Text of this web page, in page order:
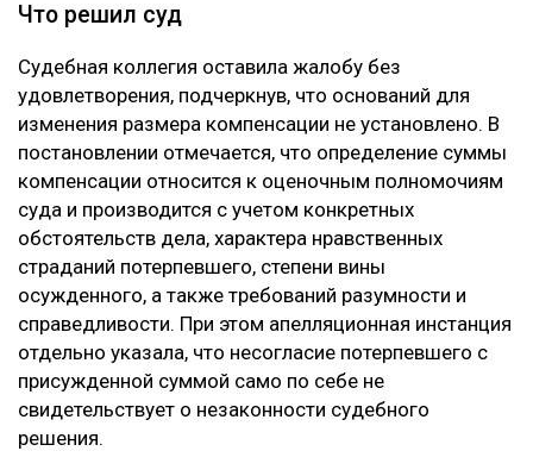
Что решил суд
Судебная коллегия оставила жалобу без
удовлетворения, подчеркнув, что оснований для
изменения размера компенсации не установлено. В
постановлении отмечается, что определение суммы
компенсации относится к оценочным полномочиям
суда и производится с учетом конкретных
обстоятельств дела, характера нравственных
страданий потерпевшего, степени вины
осужденного, а также требований разумности и
справедливости. При этом апелляционная инстанция
отдельно указала, что несогласие потерпевшего с
присужденной суммой само по себе не
свидетельствует о незаконности судебного
решения.